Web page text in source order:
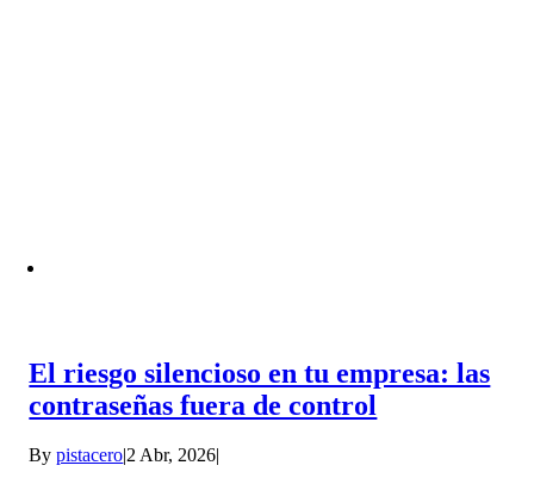
El riesgo silencioso en tu empresa: las
contraseñas fuera de control
Bypistacero|2 Abr, 2026|